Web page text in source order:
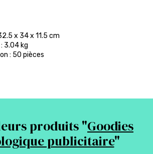
x 34 x 11.5 cm
3.04 kg
: 50 pièces
produits "Goodies
publicitaire"